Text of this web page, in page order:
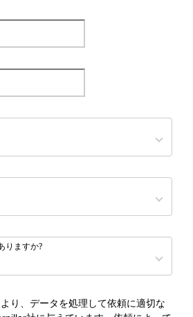
りますか?
り、データを処理して依頼に適切な